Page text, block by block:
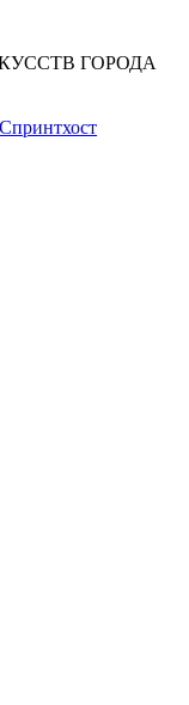
ГОРОДА